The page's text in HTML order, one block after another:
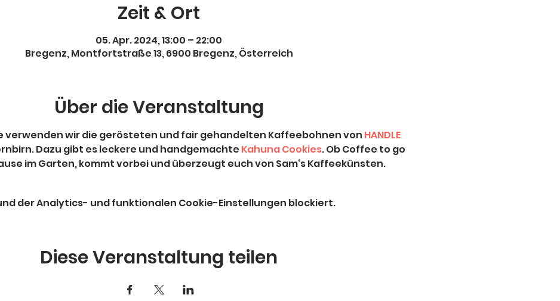
Zeit & Ort
05. Apr. 2024, 13:00 – 22:00
Bregenz, Montfortstraße 13, 6900 Bregenz, Österreich
Über die Veranstaltung
verwenden wir die gerösteten und fair gehandelten Kaffeebohnen von HANDLE
Dazu gibt es leckere und handgemachte Kahuna Cookies. Ob Coffee to go
im Garten, kommt vorbei und überzeugt euch von Sam‘s Kaffeekünsten.
der Analytics- und funktionalen Cookie-Einstellungen blockiert.
Diese Veranstaltung teilen